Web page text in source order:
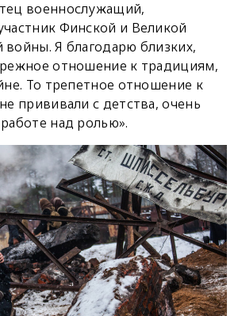
военнослужащий,
Финской и Великой
войны. Я благодарю близких,
отношение к традициям,
То трепетное отношение к
прививали с детства, очень
над ролью».